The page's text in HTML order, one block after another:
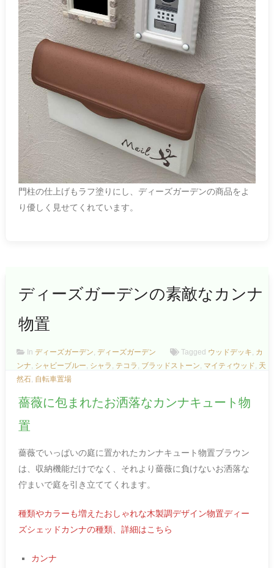
門柱の仕上げもラフ塗りにし、ディーズガーデンの商品をよ
り優しく見せてくれています。
ディーズガーデンの素敵なカンナ
物置
In ディーズガーデン, ディーズガーデン Tagged ウッドデッキ, カ
ンナ, シャビーブルー, シャラ , テコラ , ブラッドストーン, マイティウッド, 天
然石, 自転車置場
薔薇に包まれたお洒落なカンナキュート物
置
薔薇でいっぱいの庭に置かれたカンナキュート物置ブラウン
は、収納機能だけでなく、それより薔薇に負けないお洒落な
佇まいで庭を引き立ててくれます。
種類やカラーも増えたおしゃれな木製調デザイン物置ディー
ズシェッドカンナの種類、詳細はこちら
カンナ